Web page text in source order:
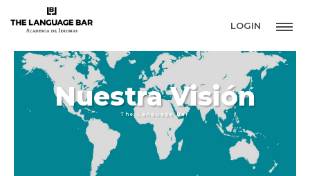
LOGIN
Nuestra Visión
The Language Bar